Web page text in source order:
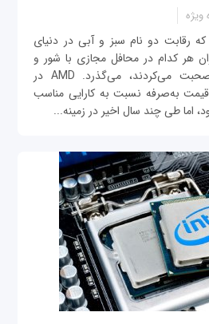
ویژه
رقابت دو نام سبز و آبی در دنیای
هر کدام در محافل مجازی با شور و
حرارت از مزایای آن‌ها صحبت می‌کردند، می‌گذرد. AMD در
به‌صرفه نسبت به کارایی مناسب
اما طی چند سال اخیر در زمینه...